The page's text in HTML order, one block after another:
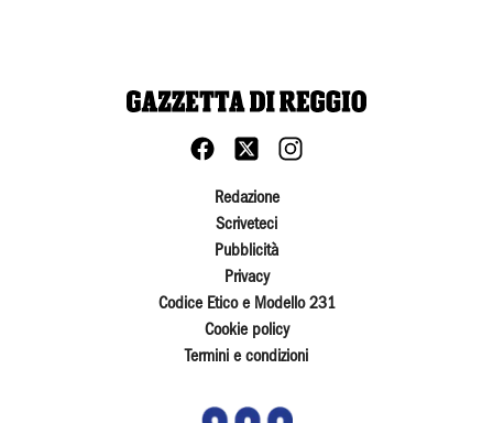
Redazione
Scriveteci
Pubblicità
Privacy
Codice Etico e Modello 231
Cookie policy
Termini e condizioni